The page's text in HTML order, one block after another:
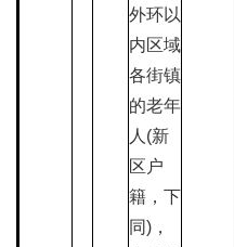
外环以
内区域
各街镇
的老年
人(新
区户
籍，下
同)，